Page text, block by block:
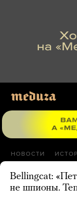
НОВОСТИ
Bellingcat:
не шпионы.